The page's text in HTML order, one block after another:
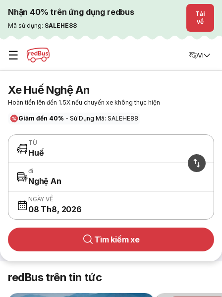
Nhận 40% trên ứng dụng redbus
Mã sử dụng: SALEHE88
Tải
về
☰ VI
Xe Huế Nghệ An
Hoàn tiền lên đến 1.5X nếu chuyến xe không thực hiện
Giảm đến 40% - Sử Dụng Mã: SALEHE88
TỪ
Huế
đi
Nghệ An
NGÀY VỀ
08 Th8, 2026
Tìm kiếm xe
redBus trên tin tức